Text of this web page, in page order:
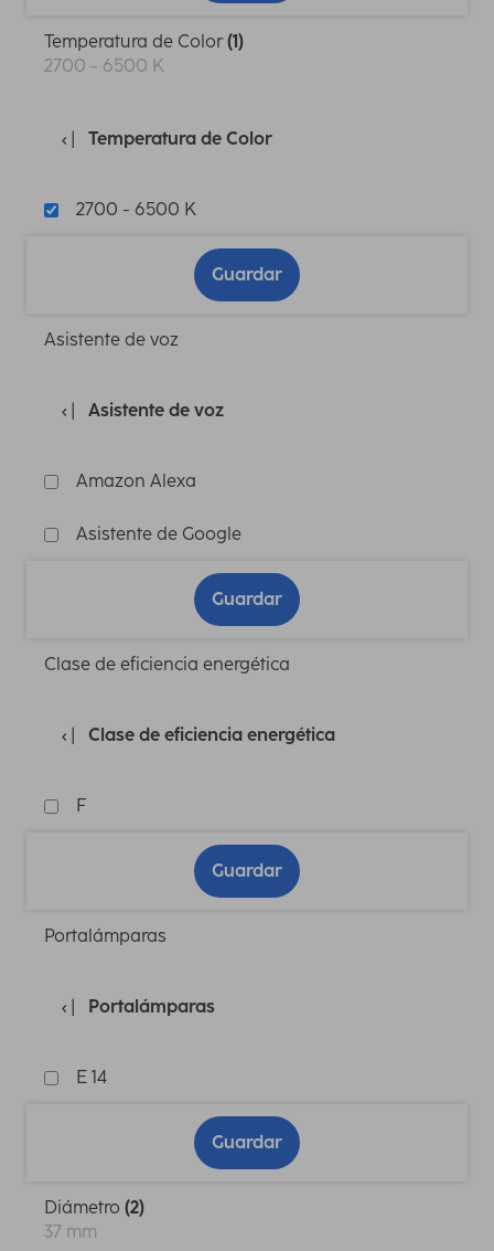
Temperatura de Color(1)
2700 - 6500 K
Temperatura de Color
2700 - 6500 K
Guardar
Asistente de voz
Asistente de voz
Amazon Alexa
Asistente de Google
Guardar
Clase de eficiencia energética
Clase de eficiencia energética
F
Guardar
Portalámparas
Portalámparas
E 14
Guardar
Diámetro (2)
37 mm